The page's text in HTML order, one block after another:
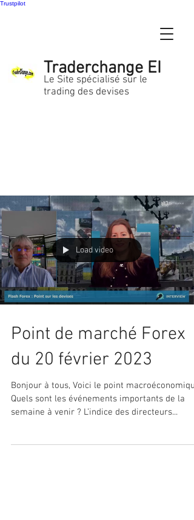
Trustpilot
Traderchange EI
Le Site spécialisé sur le
trading des devises
Load video
Point de marché Forex
du 20 février 2023
Bonjour à tous, Voici le point
Quels sont les événements importants de la
semaine à venir ? L’indice des directeurs...